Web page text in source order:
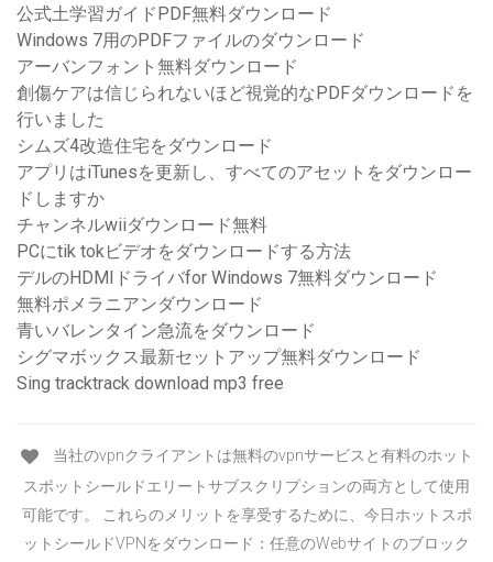
公式土学習ガイドPDF無料ダウンロード
Windows 7用のPDFファイルのダウンロード
アーバンフォント無料ダウンロード
創傷ケアは信じられないほど視覚的なPDFダウンロードを
行いました
シムズ4改造住宅をダウンロード
アプリはiTunesを更新し、すべてのアセットをダウンロー
ドしますか
チャンネルwiiダウンロード無料
PCにtik tokビデオをダウンロードする方法
デルのHDMIドライバfor Windows 7無料ダウンロード
無料ポメラニアンダウンロード
青いバレンタイン急流をダウンロード
シグマボックス最新セットアップ無料ダウンロード
Sing tracktrack download mp3 free
当社のvpnクライアントは無料のvpnサービスと有料のホット
スポットシールドエリートサブスクリプションの両方として使用
可能です。 これらのメリットを享受するために、今日ホットスポ
ットシールドVPNをダウンロード：任意のWebサイトのブロック